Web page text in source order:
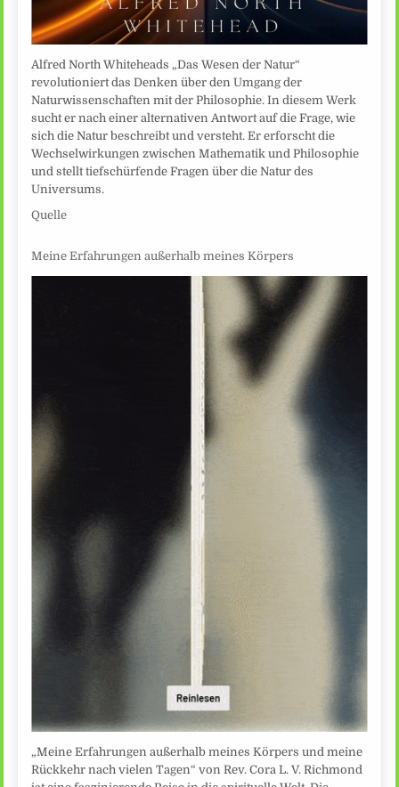
Alfred North Whiteheads „Das Wesen der Natur“
revolutioniert das Denken über den Umgang der
Naturwissenschaften mit der Philosophie. In diesem Werk
sucht er nach einer alternativen Antwort auf die Frage, wie
sich die Natur beschreibt und versteht. Er erforscht die
Wechselwirkungen zwischen Mathematik und Philosophie
und stellt tiefschürfende Fragen über die Natur des
Universums.
Quelle
Meine Erfahrungen außerhalb meines Körpers
„Meine Erfahrungen außerhalb meines Körpers und meine
Rückkehr nach vielen Tagen“ von Rev. Cora L. V. Richmond